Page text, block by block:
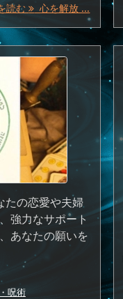
読む 心を解放 ...
たの恋愛や夫婦
強力なサポート
あなたの願いを
呪術